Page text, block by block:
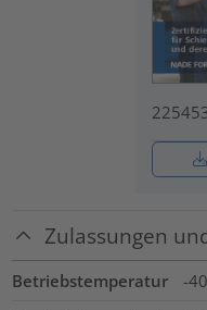
Zulassungen
Betriebstemperatur
-